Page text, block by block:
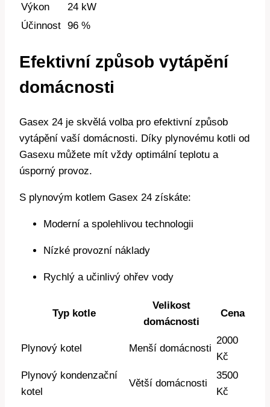
Výkon
24 kW
Účinnost 96 %
Efektivní způsob vytápění
domácnosti
Gasex 24 je skvělá volba pro efektivní způsob
vytápění vaší domácnosti. Díky plynovému kotli od
Gasexu můžete mít vždy optimální teplotu a
úsporný provoz.
S plynovým kotlem Gasex 24 získáte:
Moderní a spolehlivou technologii
Nízké provozní náklady
Rychlý a učinlivý ohřev vody
Typ kotle
Velikost
domácnosti
Cena
Plynový kotel Menší domácnosti
2000
Kč
Plynový kondenzační
kotel
Větší domácnosti
3500
Kč